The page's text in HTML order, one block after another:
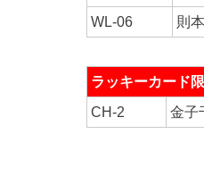
WL-06
則
ラッキーカード
CH-2
金子